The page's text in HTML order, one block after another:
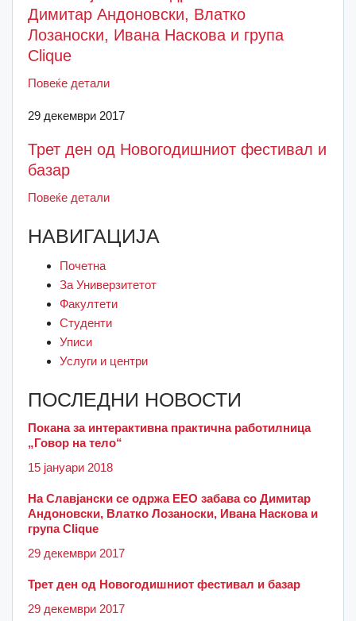
Димитар Андоновски, Влатко
Лозаноски, Ивана Наскова и група
Clique
Повеќе детали
29 декември 2017
Трет ден од Новогодишниот фестивал и
базар
Повеќе детали
НАВИГАЦИЈА
Почетна
За Универзитетот
Факултети
Студенти
Уписи
Услуги и центри
ПОСЛЕДНИ НОВОСТИ
Покана за интерактивна практична работилница
„Говор на тело“
15 јануари 2018
На Славјански се одржа ЕЕО забава со Димитар
Андоновски, Влатко Лозаноски, Ивана Наскова и
група Clique
29 декември 2017
Трет ден од Новогодишниот фестивал и базар
29 декември 2017